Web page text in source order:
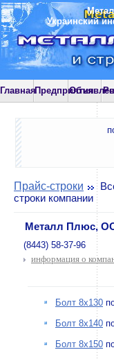
Украинский
ГлавнаяПредприятия
Прайс-строки
строки компании
Металл Плюс,
(8443) 58-37-96
информация о
Болт 8х130
Болт 8х140
Болт 8х150